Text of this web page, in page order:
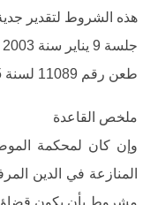
هذه الشروط لتقدير
جلسة 9 يناير سنة 2003
طعن رقم 11089 لسنة 65 ق
ملخص القاعدة
وإن كان لمحكمة
المنازعة في الدين